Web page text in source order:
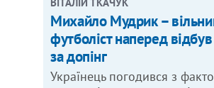
Михайло Мудрик –
футболіст наперед
за допінг
Українець погодився з